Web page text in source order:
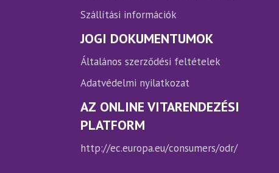
Szállítási információk
JOGI DOKUMENTUMOK
Általános szerződési feltételek
Adatvédelmi nyilatkozat
AZ ONLINE VITARENDEZÉSI
PLATFORM
http://ec.europa.eu/consumers/odr/